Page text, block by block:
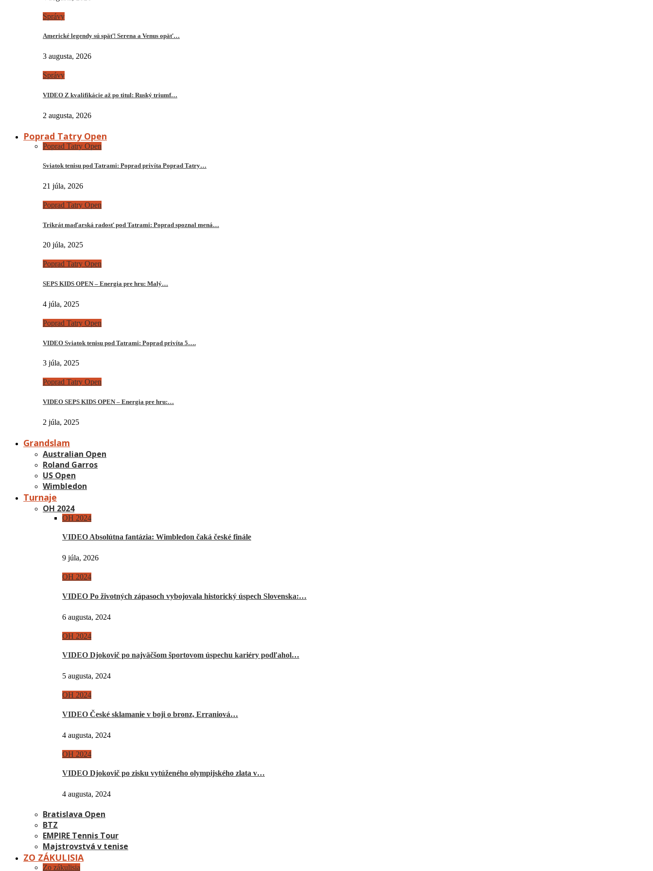
Správy
Americké legendy sú späť! Serena a Venus opäť…
3 augusta, 2026
Správy
VIDEO Z kvalifikácie až po titul: Ruský triumf…
2 augusta, 2026
Poprad Tatry Open
Poprad Tatry Open
Sviatok tenisu pod Tatrami: Poprad privíta Poprad Tatry…
21 júla, 2026
Poprad Tatry Open
Trikrát maďarská radosť pod Tatrami: Poprad spoznal mená…
20 júla, 2025
Poprad Tatry Open
SEPS KIDS OPEN – Energia pre hru: Malý…
4 júla, 2025
Poprad Tatry Open
VIDEO Sviatok tenisu pod Tatrami: Poprad privíta 5….
3 júla, 2025
Poprad Tatry Open
VIDEO SEPS KIDS OPEN – Energia pre hru:…
2 júla, 2025
Grandslam
Australian Open
Roland Garros
US Open
Wimbledon
Turnaje
OH 2024
OH 2024
VIDEO Absolútna fantázia: Wimbledon čaká české finále
9 júla, 2026
OH 2024
VIDEO Po životných zápasoch vybojovala historický úspech Slovenska:…
6 augusta, 2024
OH 2024
VIDEO Djokovič po najväčšom športovom úspechu kariéry podľahol…
5 augusta, 2024
OH 2024
VIDEO České sklamanie v boji o bronz, Erraniová…
4 augusta, 2024
OH 2024
VIDEO Djokovič po zisku vytúženého olympijského zlata v…
4 augusta, 2024
Bratislava Open
BTZ
EMPIRE Tennis Tour
Majstrovstvá v tenise
ZO ZÁKULISIA
Zo zákulisia